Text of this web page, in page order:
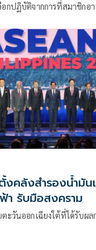
อกปฏิบัติจากการที่สมาชิกอ
งคลังสำรองน้ำมัน
า รับมือสงคราม
ะวันออกเฉียงใต้ที่ได้รับผล